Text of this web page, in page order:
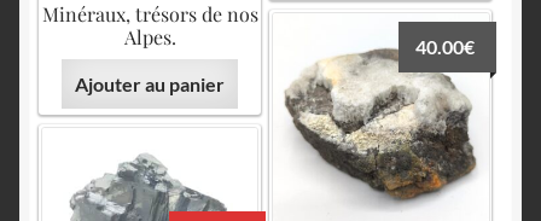
Minéraux, trésors de nos
Alpes.
Ajouter au panier
40.00€